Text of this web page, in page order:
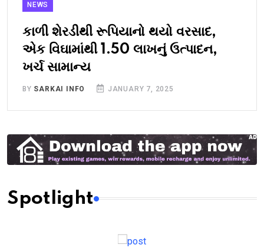
NEWS
કાળી શેરડીથી રૂપિયાનો થયો વરસાદ,
એક વિઘામાંથી 1.50 લાખનું ઉત્પાદન,
ખર્ચ સામાન્ય
BY SARKAI INFO JANUARY 7, 2025
Spotlight